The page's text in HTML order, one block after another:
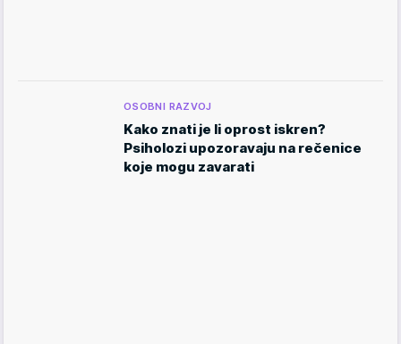
OSOBNI RAZVOJ
Kako znati je li oprost iskren?
Psiholozi upozoravaju na rečenice
koje mogu zavarati